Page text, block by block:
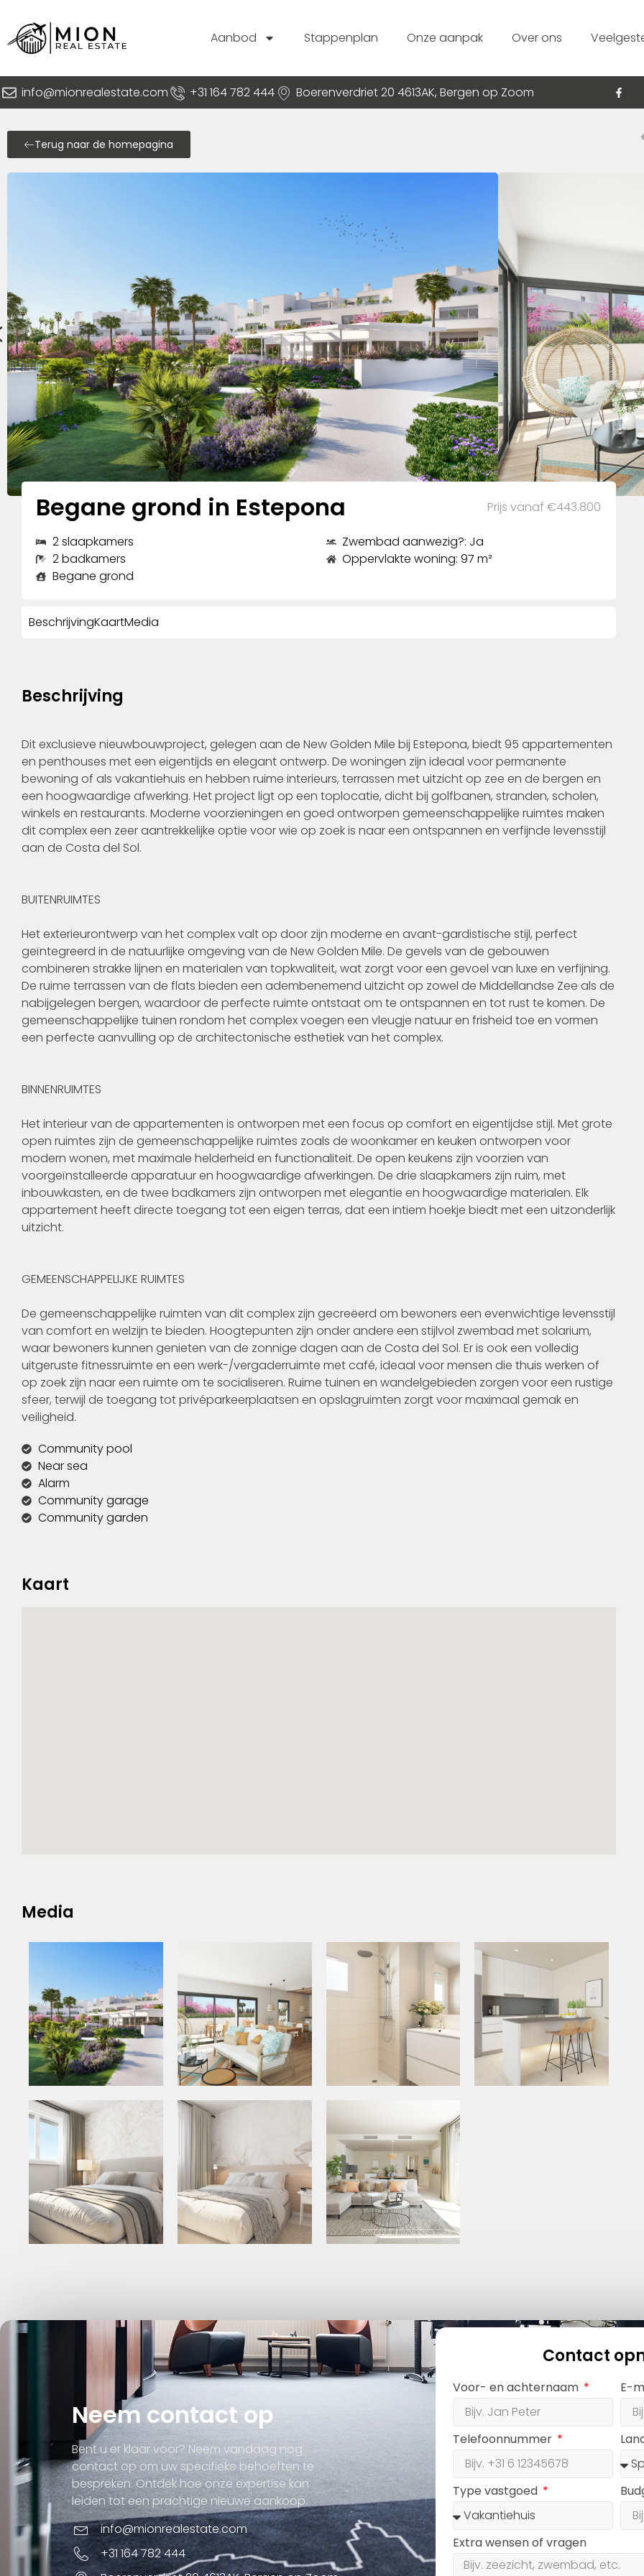
Aanbod Stappenplan Onze aanpak Over ons
info@mionrealestate.com +31 164 782 444 Boerenverdriet 20 4613AK, Bergen op Zoom
Terug naar de homepagina
Begane grond in Estepona Prijs vanaf €443.800
2 slaapkamers
2 badkamers
Begane grond
Zwembad aanwezig?: Ja
Oppervlakte woning: 97 m²
BeschrijvingKaartMedia
Beschrijving
Dit exclusieve nieuwbouwproject, gelegen aan de New Golden Mile bij Estepona, biedt 95 appartementen
en penthouses met een eigentijds en elegant ontwerp. De woningen zijn ideaal voor permanente
bewoning of als vakantiehuis en hebben ruime interieurs, terrassen met uitzicht op zee en de bergen en
een hoogwaardige afwerking. Het project ligt op een toplocatie, dicht bij golfbanen, stranden, scholen,
winkels en restaurants. Moderne voorzieningen en goed ontworpen gemeenschappelijke ruimtes maken
dit complex een zeer aantrekkelijke optie voor wie op zoek is naar een ontspannen en verfijnde levensstijl
aan de Costa del Sol.
BUITENRUIMTES
Het exterieurontwerp van het complex valt op door zijn moderne en avant-gardistische stijl, perfect
geïntegreerd in de natuurlijke omgeving van de New Golden Mile. De gevels van de gebouwen
combineren strakke lijnen en materialen van topkwaliteit, wat zorgt voor een gevoel van luxe en verfijning.
De ruime terrassen van de flats bieden een adembenemend uitzicht op zowel de Middellandse Zee als de
nabijgelegen bergen, waardoor de perfecte ruimte ontstaat om te ontspannen en tot rust te komen. De
gemeenschappelijke tuinen rondom het complex voegen een vleugje natuur en frisheid toe en vormen
een perfecte aanvulling op de architectonische esthetiek van het complex.
BINNENRUIMTES
Het interieur van de appartementen is ontworpen met een focus op comfort en eigentijdse stijl. Met grote
open ruimtes zijn de gemeenschappelijke ruimtes zoals de woonkamer en keuken ontworpen voor
modern wonen, met maximale helderheid en functionaliteit. De open keukens zijn voorzien van
voorgeïnstalleerde apparatuur en hoogwaardige afwerkingen. De drie slaapkamers zijn ruim, met
inbouwkasten, en de twee badkamers zijn ontworpen met elegantie en hoogwaardige materialen. Elk
appartement heeft directe toegang tot een eigen terras, dat een intiem hoekje biedt met een uitzonderlijk
uitzicht.
GEMEENSCHAPPELIJKE RUIMTES
De gemeenschappelijke ruimten van dit complex zijn gecreëerd om bewoners een evenwichtige levensstijl
van comfort en welzijn te bieden. Hoogtepunten zijn onder andere een stijlvol zwembad met solarium,
waar bewoners kunnen genieten van de zonnige dagen aan de Costa del Sol. Er is ook een volledig
uitgeruste fitnessruimte en een werk-/vergaderruimte met café, ideaal voor mensen die thuis werken of
op zoek zijn naar een ruimte om te socialiseren. Ruime tuinen en wandelgebieden zorgen voor een rustige
sfeer, terwijl de toegang tot privéparkeerplaatsen en opslagruimten zorgt voor maximaal gemak en
veiligheid.
Community pool
Near sea
Alarm
Community garage
Community garden
Kaart
Media
Neem contact op
Bent u er klaar voor? Neem vandaag nog
contact op om uw specifieke behoeften te
bespreken. Ontdek hoe onze expertise kan
leiden tot een prachtige nieuwe aankoop.
info@mionrealestate.com
+31 164 782 444
Contact
Voor- en achternaam E-
Telefoonnummer
Type vastgoed
Extra wensen of vragen